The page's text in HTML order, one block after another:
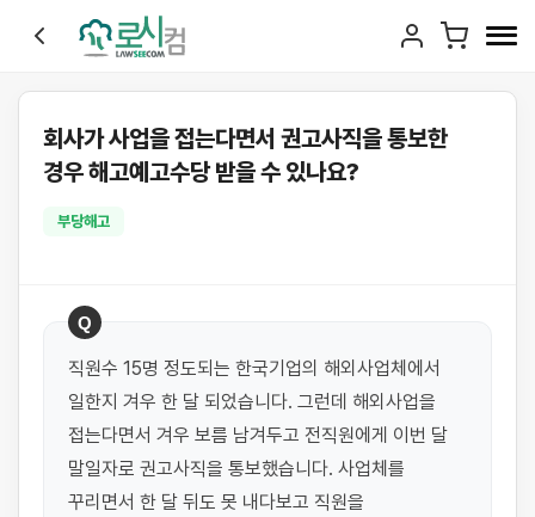
회사가 사업을 접는다면서 권고사직을 통보한
경우 해고예고수당 받을 수 있나요?
부당해고
Q
직원수 15명 정도되는 한국기업의 해외사업체에서
일한지 겨우 한 달 되었습니다. 그런데 해외사업을
접는다면서 겨우 보름 남겨두고 전직원에게 이번 달
말일자로 권고사직을 통보했습니다. 사업체를
꾸리면서 한 달 뒤도 못 내다보고 직원을